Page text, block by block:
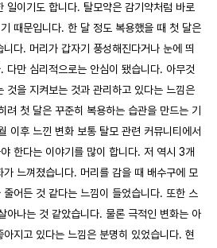
일이기도 합니다. 탈모약은 감기약처럼 바로
때문입니다. 한 달 정도 복용했을 때 첫 달은
다. 머리가 갑자기 풍성해진다거나 눈에 띄
다만 심리적으로는 안심이 됐습니다. 아무것
것을 지켜보는 것과 관리하고 있다는 느낌은
려 첫 달은 꾸준히 복용하는 습관을 만드는 기
이후 느낀 변화 보통 탈모 관련 커뮤니티에서
한다는 이야기를 많이 합니다. 저 역시 3개
느껴졌습니다. 머리를 감을 때 배수구에 모
어든 것 같다는 느낌이 들었습니다. 또한 스
아나는 것 같았습니다. 물론 극적인 변화는 아
지고 있다는 느낌은 분명히 있었습니다. 현